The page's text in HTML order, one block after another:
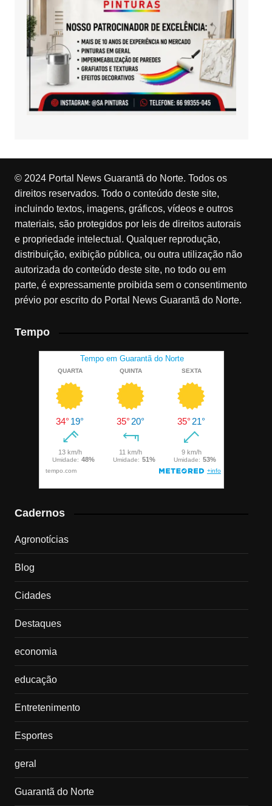
© 2024 Portal News Guarantã do Norte. Todos os
direitos reservados. Todo o conteúdo deste site,
incluindo textos, imagens, gráficos, vídeos e outros
materiais, são protegidos por leis de direitos autorais
e propriedade intelectual. Qualquer reprodução,
distribuição, exibição pública, ou outra utilização não
autorizada do conteúdo deste site, no todo ou em
parte, é expressamente proibida sem o consentimento
prévio por escrito do Portal News Guarantã do Norte.
Tempo
Cadernos
Agronotícias
Blog
Cidades
Destaques
economia
educação
Entretenimento
Esportes
geral
Guarantã do Norte